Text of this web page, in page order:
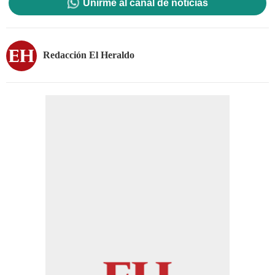
Unirme al canal de noticias
Redacción El Heraldo